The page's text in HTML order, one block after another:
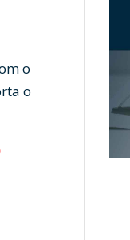
o
o